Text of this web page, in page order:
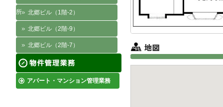
所 北郷ビル（1階-2）
北郷ビル（2階-9）
北郷ビル（2階-7）
アパート・マンション管理業務